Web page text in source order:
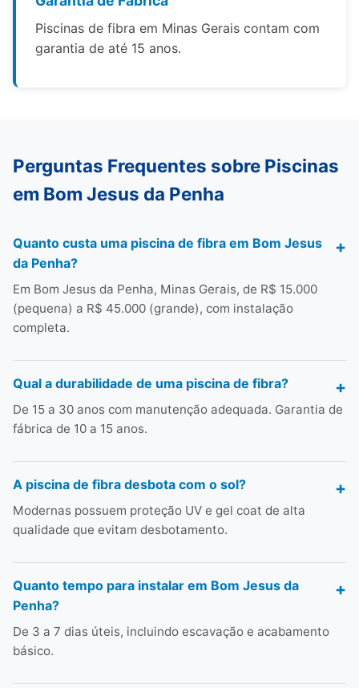
Piscinas de fibra em Minas Gerais contam com
garantia de até 15 anos.
Perguntas Frequentes sobre Piscinas
em Bom Jesus da Penha
Quanto custa uma piscina de fibra em Bom Jesus
da Penha?
Em Bom Jesus da Penha, Minas Gerais, de R$ 15.000
(pequena) a R$ 45.000 (grande), com instalação
completa.
Qual a durabilidade de uma piscina de fibra?
De 15 a 30 anos com manutenção adequada. Garantia de
fábrica de 10 a 15 anos.
A piscina de fibra desbota com o sol?
Modernas possuem proteção UV e gel coat de alta
qualidade que evitam desbotamento.
Quanto tempo para instalar em Bom Jesus da
Penha?
De 3 a 7 dias úteis, incluindo escavação e acabamento
básico.